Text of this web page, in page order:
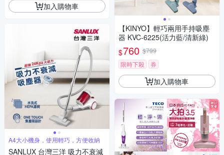
加入購物車
A4大小機身，使用輕巧，方便收納
SANLUX 台灣三洋 吸力不衰減
【KINYO】輕巧兩用手持吸塵
器 KVC-6225(活力藍/清新綠)
$760 $799
限時下殺
券
加入購物車